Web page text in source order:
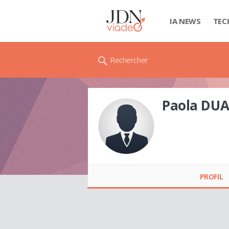
IA NEWS
Rechercher
Paola
PROFIL